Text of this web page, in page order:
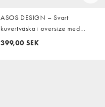
ASOS DESIGN – Svart
kuvertväska i oversize med
sammetskänsla
399,00 SEK